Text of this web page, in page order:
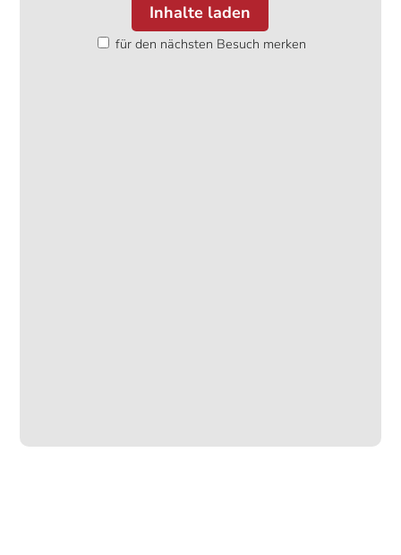
Inhalte laden
für den nächsten Besuch merken